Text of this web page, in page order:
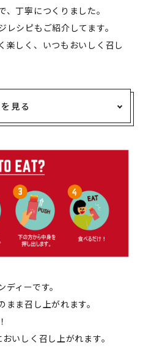
丁寧につくりました。
シピもご紹介してます。
楽しく、いつもおいしく召し
見る
ィーです。
ま召し上がれます。
いしく召し上がれます。